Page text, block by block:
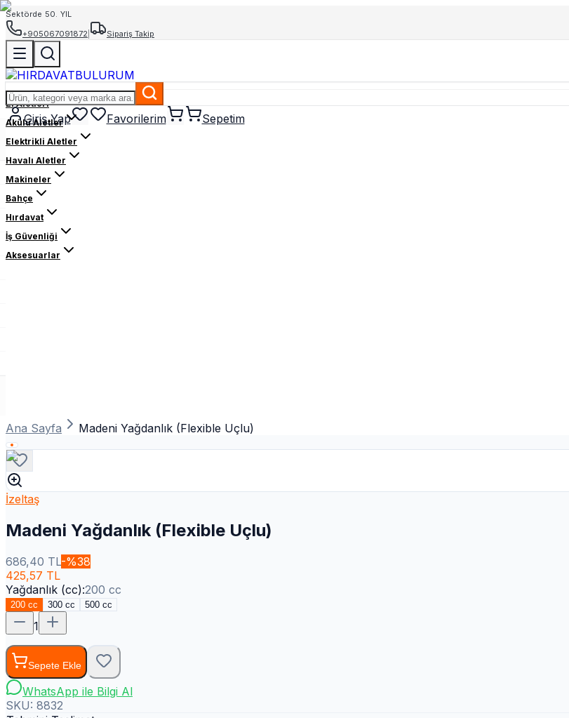
Sektörde 50. YIL
+905067091872
Sipariş Takip
Giriş Yap Favorilerim Sepetim
El Aletleri
Akülü Aletler
Elektrikli Aletler
Havalı Aletler
Makineler
Bahçe
Hırdavat
İş Güvenliği
Aksesuarlar
Ana Sayfa Madeni Yağdanlık (Flexible Uçlu)
İzeltaş
Madeni Yağdanlık (Flexible Uçlu)
686,40 TL-%38
425,57 TL
Yağdanlık (cc):200 cc
200 cc 300 cc 500 cc
1
Sepete Ekle
WhatsApp ile Bilgi Al
SKU: 8832